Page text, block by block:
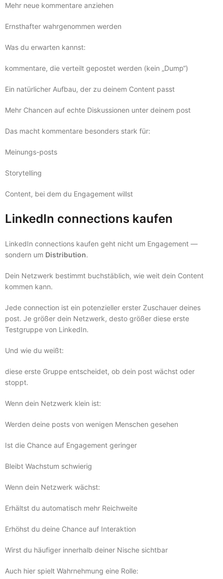
Mehr neue kommentare anziehen
Ernsthafter wahrgenommen werden
Was du erwarten kannst:
kommentare, die verteilt gepostet werden (kein „Dump“)
Ein natürlicher Aufbau, der zu deinem Content passt
Mehr Chancen auf echte Diskussionen unter deinem post
Das macht kommentare besonders stark für:
Meinungs-posts
Storytelling
Content, bei dem du Engagement willst
LinkedIn connections kaufen
LinkedIn connections kaufen geht nicht um Engagement —
sondern um Distribution.
Dein Netzwerk bestimmt buchstäblich, wie weit dein Content
kommen kann.
Jede connection ist ein potenzieller erster Zuschauer deines
post. Je größer dein Netzwerk, desto größer diese erste
Testgruppe von LinkedIn.
Und wie du weißt:
diese erste Gruppe entscheidet, ob dein post wächst oder
stoppt.
Wenn dein Netzwerk klein ist:
Werden deine posts von wenigen Menschen gesehen
Ist die Chance auf Engagement geringer
Bleibt Wachstum schwierig
Wenn dein Netzwerk wächst:
Erhältst du automatisch mehr Reichweite
Erhöhst du deine Chance auf Interaktion
Wirst du häufiger innerhalb deiner Nische sichtbar
Auch hier spielt Wahrnehmung eine Rolle: